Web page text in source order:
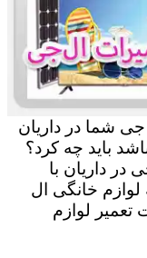
شما در داریان
باید چه کرد؟
در داریان با
لوازم خانگی ال
تعمیر لوازم